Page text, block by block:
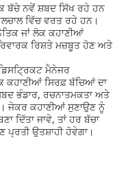
ਬੱਚੇ ਨਵੇਂ ਸ਼ਬਦ ਸਿੱਖ ਰਹੇ ਹਨ
ਵਿੱਚ ਵਰਤ ਰਹੇ ਹਨ।
ਜਾਂ ਲੋਕ ਕਹਾਣੀਆਂ
ਰਿਸ਼ਤੇ ਮਜ਼ਬੂਤ ਹੋਣ ਅਤੇ
ਮੈਨੇਜਰ
ਕਹਾਣੀਆਂ ਸਿਰਫ਼ ਬੱਚਿਆਂ ਦਾ
ਭੰਡਾਰ, ਰਚਨਾਤਮਕਤਾ ਅਤੇ
ਜੇਕਰ ਕਹਾਣੀਆਂ ਸੁਣਾਉਣ ਨੂੰ
ਦਿੱਤਾ ਜਾਵੇ, ਤਾਂ ਹਰ ਬੱਚਾ
ਪ੍ਰਤੀ ਉਤਸ਼ਾਹੀ ਹੋਵੇਗਾ।